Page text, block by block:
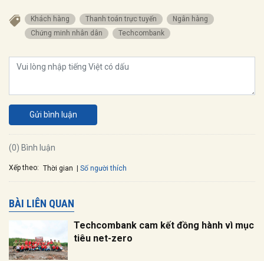
khách hàng thanh toán trực tuyến
ngân hàng
chứng minh nhân dân
Techcombank
Gửi bình luận
(0) Bình luận
Xếp theo: Thời gian Số người thích
BÀI LIÊN QUAN
Techcombank cam kết đồng hành vì mục
tiêu net-zero